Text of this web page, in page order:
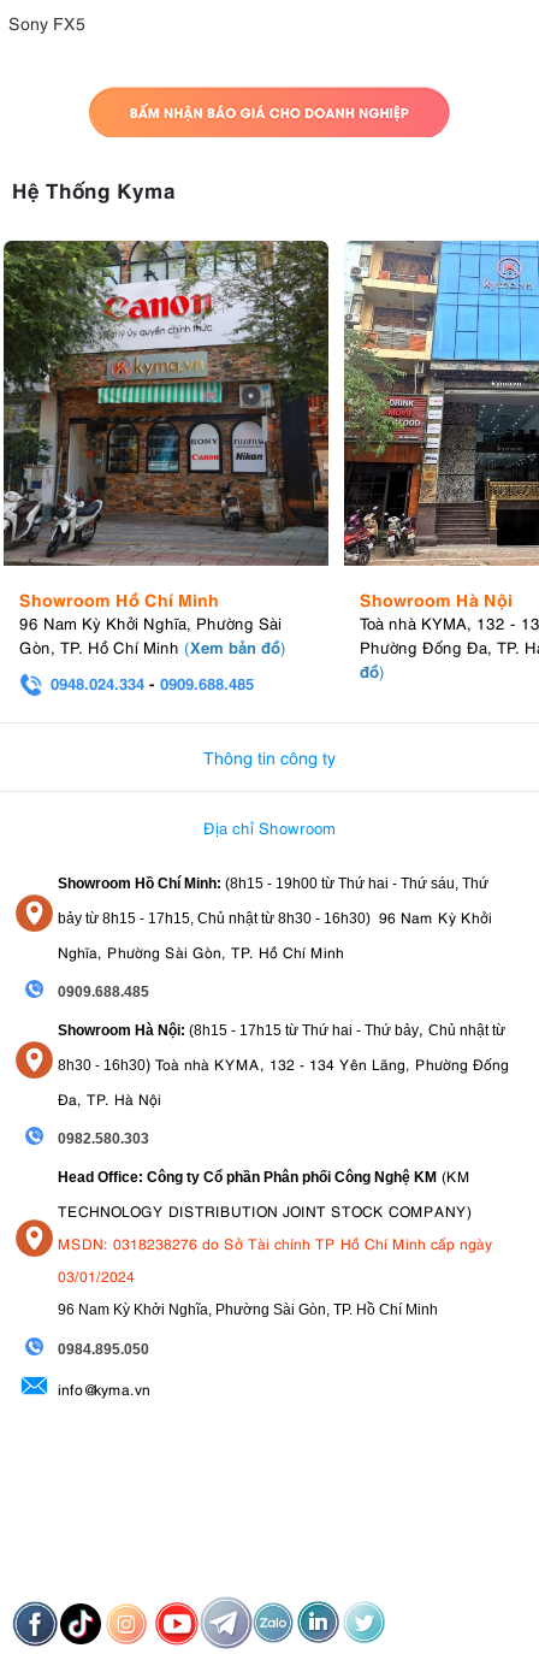
6. Hệ thống Godox X Wireless 2.4GHz tích
hợp
Godox V1N được tích hợp hệ thống Godox X Wireless 2.4GHz với
khả năng hoạt động ở cả chế độ Master và Slave, hỗ trợ điều khiển từ
xa lên đến 100m.
Hệ thống này hỗ trợ:
4 nhóm đèn.
Điều khiển TTL và Manual.
Đồng bộ với các bộ phát Godox X như XPro, X2T và X3.
Nhờ đó, người dùng có thể xây dựng hệ thống chiếu sáng đa đèn
linh hoạt trong studio hoặc ngoài trời.
7. Đầu đèn xoay linh hoạt hỗ trợ Bounce
Flash
Đầu flash có thể xoay ngang 330° và nghiêng từ -7° đến 120°, giúp
Sony FX5
Hệ Thống Kyma
Showroom Hồ Chí Minh
96 Nam Kỳ Khởi Nghĩa, Phường Sài
Gòn, TP. Hồ Chí Minh (Xem bản đồ)
0948.024.334 - 0909.688.485
Showroom Hà Nội
Toà nhà KYMA, 132 -
Phường Đống Đa, TP.
đồ)
Thông tin công ty
Địa chỉ Showroom
Showroom Hồ Chí Minh: (8h15 - 19h00 từ Thứ hai - Thứ sáu, Thứ
bảy từ 8h15 - 17h15, Chủ nhật từ 8h30 - 16h30) 96 Nam Kỳ Khởi
Nghĩa, Phường Sài Gòn, TP. Hồ Chí Minh
0909.688.485
Showroom Hà Nội: (8h15 - 17h15 từ Thứ hai - Thứ bảy, Chủ nhật từ
8h30 - 16h30) Toà nhà KYMA, 132 - 134 Yên Lãng, Phường Đống
Đa, TP. Hà Nội
0982.580.303
Head Office: Công ty Cổ phần Phân phối Công Nghệ KM (KM
TECHNOLOGY DISTRIBUTION JOINT STOCK COMPANY)
MSDN: 0318238276 do Sở Tài chính TP Hồ Chí Minh cấp ngày
03/01/2024
96 Nam Kỳ Khởi Nghĩa, Phường Sài Gòn, TP. Hồ Chí Minh
0984.895.050
info@kyma.vn